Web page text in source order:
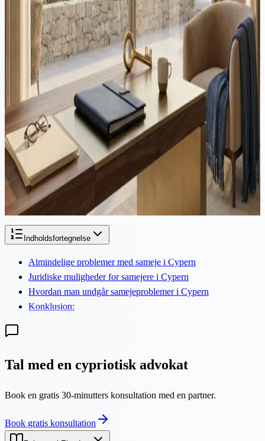
Foreslåede restriktioner på ejendomskøb af ikke-EU-borgere i
Cypern kan adressere gyldige bekymringer, men timingen og
omfanget risikerer at sende et forkert signal til internationale
investorer. Det reelle problem er boligmangel, ikke udenlandsk
efterspørgsel.
Ejendom·5 min læsning
Cypern frigør tusindvis af blokerede sager om 'Trapped
Purchasers' ansøgninger gennem banebrydende juridisk
reform
I et banebrydende skridt for at tackle en af Cyperns mest vedvarende
ejendomsudfordringer har Repræsentanternes Hus enstemmigt
vedtaget en ændringslov, der effektivt løser tusindvis af fastlåste...
Indholdsfortegnelse
Almindelige problemer med sameje i Cypern
Juridiske muligheder for samejere i Cypern
Hvordan man undgår samejeproblemer i Cypern
Konklusion:
Tal med en cypriotisk advokat
Book en gratis 30-minutters konsultation med en partner.
Book gratis konsultation